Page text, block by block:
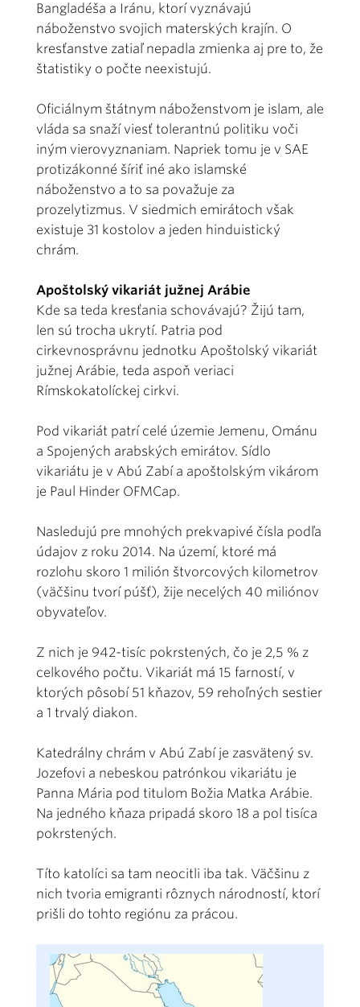
Bangladéša a Iránu, ktorí vyznávajú
náboženstvo svojich materských krajín. O
kresťanstve zatiaľ nepadla zmienka aj pre to, že
štatistiky o počte neexistujú.
Oficiálnym štátnym náboženstvom je islam, ale
vláda sa snaží viesť tolerantnú politiku voči
iným vierovyznaniam. Napriek tomu je v SAE
protizákonné šíriť iné ako islamské
náboženstvo a to sa považuje za
prozelytizmus. V siedmich emirátoch však
existuje 31 kostolov a jeden hinduistický
chrám.
Apoštolský vikariát južnej Arábie
Kde sa teda kresťania schovávajú? Žijú tam,
len sú trocha ukrytí. Patria pod
cirkevnosprávnu jednotku Apoštolský vikariát
južnej Arábie, teda aspoň veriaci
Rímskokatolíckej cirkvi.
Pod vikariát patrí celé územie Jemenu, Ománu
a Spojených arabských emirátov. Sídlo
vikariátu je v Abú Zabí a apoštolským vikárom
je Paul Hinder OFMCap.
Nasledujú pre mnohých prekvapivé čísla podľa
údajov z roku 2014. Na území, ktoré má
rozlohu skoro 1 milión štvorcových kilometrov
(väčšinu tvorí púšť), žije necelých 40 miliónov
obyvateľov.
Z nich je 942-tisíc pokrstených, čo je 2,5 % z
celkového počtu. Vikariát má 15 farností, v
ktorých pôsobí 51 kňazov, 59 rehoľných sestier
a 1 trvalý diakon.
Katedrálny chrám v Abú Zabí je zasvätený sv.
Jozefovi a nebeskou patrónkou vikariátu je
Panna Mária pod titulom Božia Matka Arábie.
Na jedného kňaza pripadá skoro 18 a pol tisíca
pokrstených.
Títo katolíci sa tam neocitli iba tak. Väčšinu z
nich tvoria emigranti rôznych národností, ktorí
prišli do tohto regiónu za prácou.